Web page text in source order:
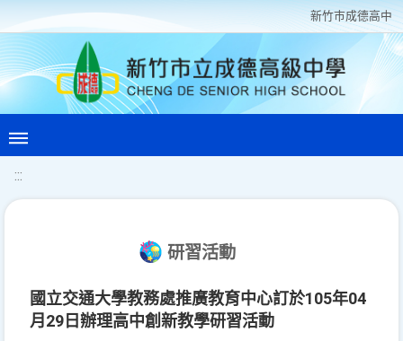
新竹巿成德高中
:::
研習活動
國立交通大學教務處推廣教育中心訂於105年04
月29日辦理高中創新教學研習活動